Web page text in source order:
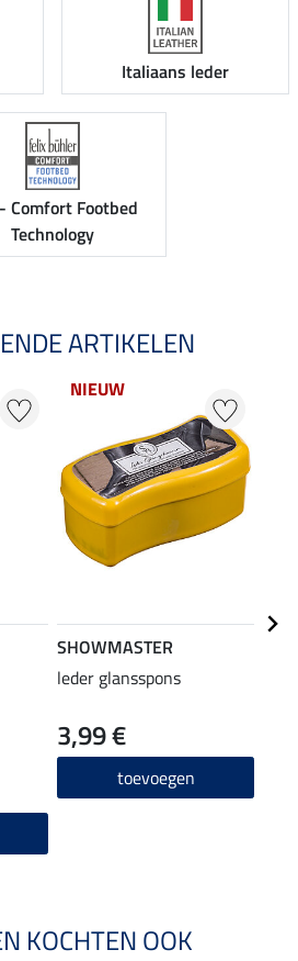
Italiaans leder
Comfort Footbed
Technology
ARTIKELEN
NIEUW
SHOWMASTER
leder glansspons
3,99 €
toevoegen
KOCHTEN OOK